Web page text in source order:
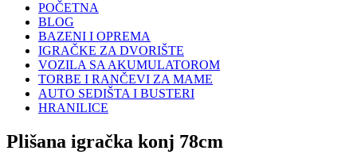
POČETNA
BLOG
BAZENI I OPREMA
IGRAČKE ZA DVORIŠTE
VOZILA SA AKUMULATOROM
TORBE I RANČEVI ZA MAME
AUTO SEDIŠTA I BUSTERI
HRANILICE
Plišana igračka konj 78cm